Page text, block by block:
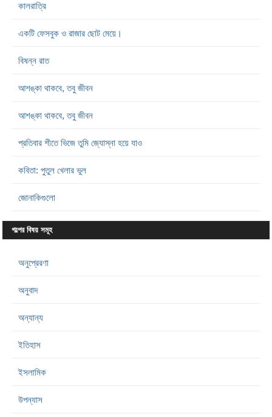
কালরাত্রি
একটি ফেসবুক ও রাজার ছোট মেয়ে।
বিষন্ন রাত
আশঙ্কা থাকবে, তবু জীবন
আশঙ্কা থাকবে, তবু জীবন
প্রতিবার শীতে ভিজে তুমি জ্যোস্না হয়ে যাও
কবিতা: পুতুল খেলার ভুল
জোনাকিগুলো
গল্পের বিষয় সমূহ
অনুপ্রেরণা
অনুবাদ
অন্যান্য
ইতিহাস
ইসলামিক
উপন্যাস